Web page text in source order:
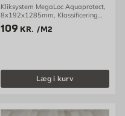
Kliksystem MegaLoc Aquaprotect,
8x192x1285mm, Klassificering
AC5/33, 2,22m2/pakke
Pris 109 kr. /m2
109 KR. /M2
Læg i kurv